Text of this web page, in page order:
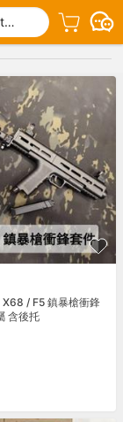
WA 0812 2782 5310 Jasa Fabrikasi Pintu Kaca Unik Terpercaya Pakem Sleman
X68 / F5 鎮暴槍衝鋒
含後托